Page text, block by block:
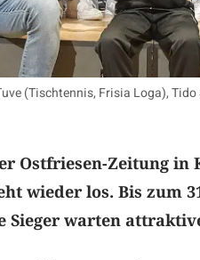
(Tischtennis, Frisia Loga),
Ostfriesen-Zeitung in
wieder los. Bis zum
warten